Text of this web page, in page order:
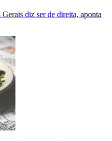
diz ser de direita, aponta